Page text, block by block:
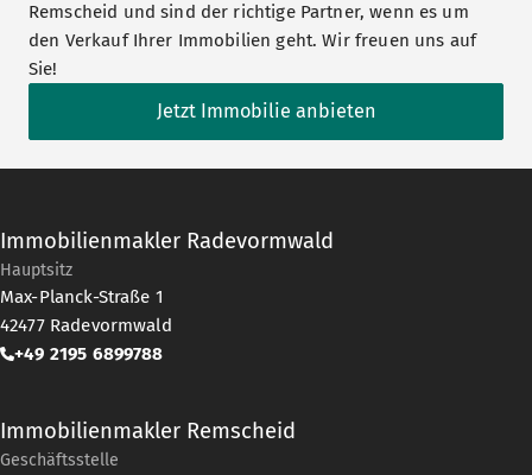
Remscheid und sind der richtige Partner, wenn es um
den Verkauf Ihrer Immobilien geht. Wir freuen uns auf
Sie!
Jetzt Immobilie anbieten
Immobilienmakler Radevormwald
Hauptsitz
Max-Planck-Straße 1
42477 Radevormwald
+49 2195 6899788
Immobilienmakler Remscheid
Geschäftsstelle